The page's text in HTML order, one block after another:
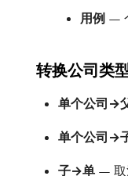
用例 —
转换公司类
单个公司→
单个公司→
子→单 — 取